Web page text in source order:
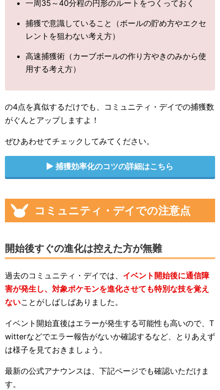
一周35～40分程の円形のルートをつくっておく
捕獲で意識していること（ボールの貯め方やエクセ
レントを狙わない考え方）
高速捕獲術（カーブボールの作り方やきのみから使
用する考え方）
の4点を真似するだけでも、コミュニティ・デイでの捕獲数
がぐんとアップしますよ！
ぜひあわせてチェックしてみてください。
捕獲効率化のコツの詳細はこちら
コミュニティ・デイでの注意点
開始後すぐの進化は控えた方が無難
過去のコミュニティ・デイでは、 イベント開始後に通信障
害が発生し、対象ポケモンを進化させても特別な技を覚え
ないことがしばしばありました。
イベント開始直後はエラーが発生する可能性も高いので、T
witterなどでエラー報告がないか確認するなど、とりあえず
は様子を見ておきましょう。
最新の公式アナウンスは、下記ページでも確認いただけま
す。